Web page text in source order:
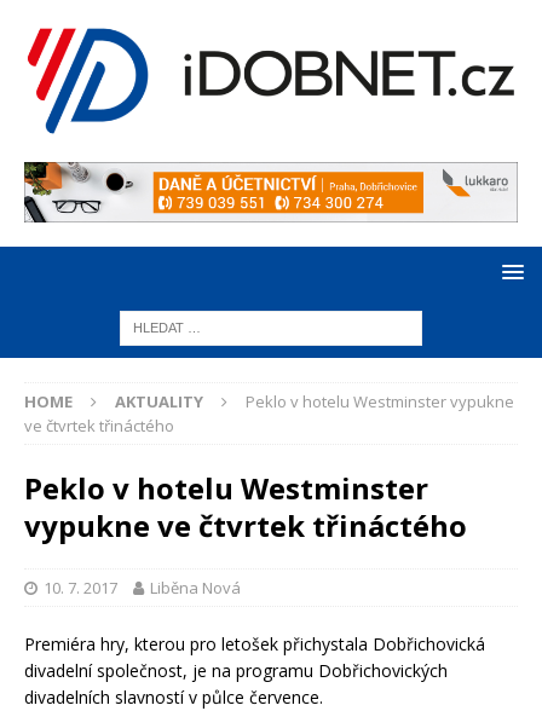
HOME AKTUALITY
Peklo v hotelu Westminster vypukne
ve čtvrtek třináctého
Peklo v hotelu Westminster
vypukne ve čtvrtek třináctého
10. 7. 2017 Liběna Nová
Premiéra hry, kterou pro letošek přichystala Dobřichovická
divadelní společnost, je na programu Dobřichovických
divadelních slavností v půlce července.